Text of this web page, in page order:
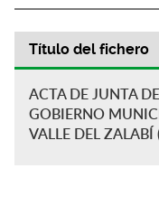
Título del fichero
ACTA DE JUNTA DE
GOBIERNO
VALLE DEL